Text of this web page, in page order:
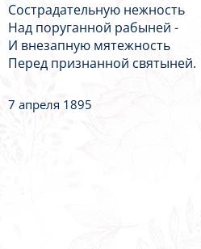
Сострадательную нежность
Над поруганной рабыней -
И внезапную мятежность
Перед признанной святыней.
7 апреля 1895